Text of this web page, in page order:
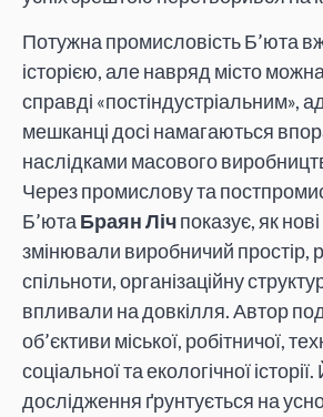
Потужна промисловість Б’юта
історією, але навряд місто
справді «постіндустріальним»,
мешканці досі намагаються
наслідками масового
Через промислову та
Б’юта Браян Лічпоказує, як
змінювали виробничий простір,
спільноти, організаційну
впливали на довкілля. Автор
об’єктиви міської, робітничої,
соціальної та екологічної
дослідження ґрунтується на